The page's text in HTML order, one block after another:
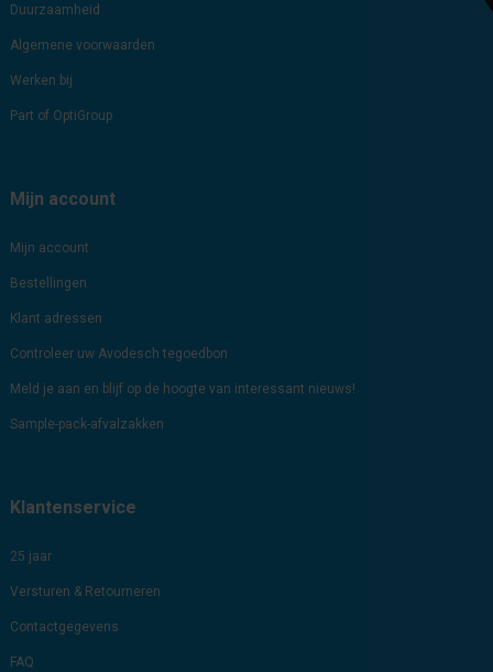
Duurzaamheid
Algemene voorwaarden
Werken bij
Part of OptiGroup
Mijn account
Mijn account
Bestellingen
Klant adressen
Controleer uw Avodesch tegoedbon
Meld je aan en blijf op de hoogte van interessant nieuws!
Sample-pack-afvalzakken
Klantenservice
25 jaar
Versturen & Retourneren
Contactgegevens
FAQ